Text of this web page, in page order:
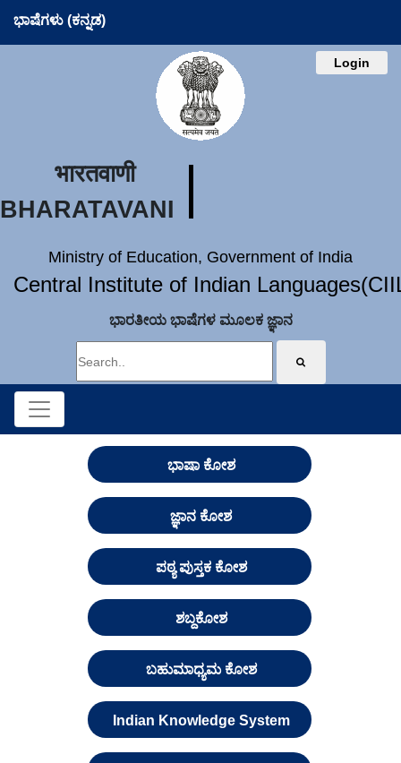
ಭಾಷೆಗಳು (ಕನ್ನಡ)
Login
भारतवाणी
BHARATAVANI
Ministry of Education, Government of India
Central Institute of Indian
ಭಾರತೀಯ ಭಾಷೆಗಳ ಮೂಲಕ ಜ್ಞಾನ
ಭಾಷಾ ಕೋಶ
ಜ್ಞಾನ ಕೋಶ
ಪಠ್ಯ ಪುಸ್ತಕ ಕೋಶ
ಶಬ್ದಕೋಶ
ಬಹುಮಾಧ್ಯಮ ಕೋಶ
Indian Knowledge System